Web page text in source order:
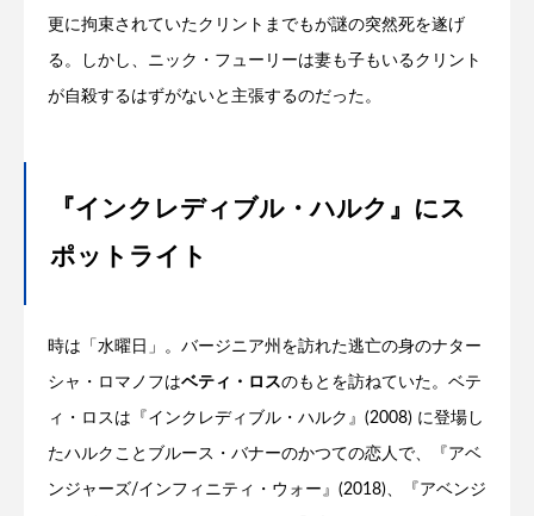
更に拘束されていたクリントまでもが謎の突然死を遂げ
る。しかし、ニック・フューリーは妻も子もいるクリント
が自殺するはずがないと主張するのだった。
『インクレディブル・ハルク』にス
ポットライト
時は「水曜日」。バージニア州を訪れた逃亡の身のナター
シャ・ロマノフはベティ・ロスのもとを訪ねていた。ベテ
ィ・ロスは『インクレディブル・ハルク』(2008) に登場し
たハルクことブルース・バナーのかつての恋人で、『アベ
ンジャーズ/インフィニティ・ウォー』(2018)、『アベンジ